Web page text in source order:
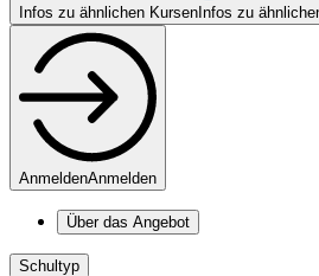
Infos zu ähnlichen Kursen Infos zu
AnmeldenAnmelden
Über das Angebot
Schultyp